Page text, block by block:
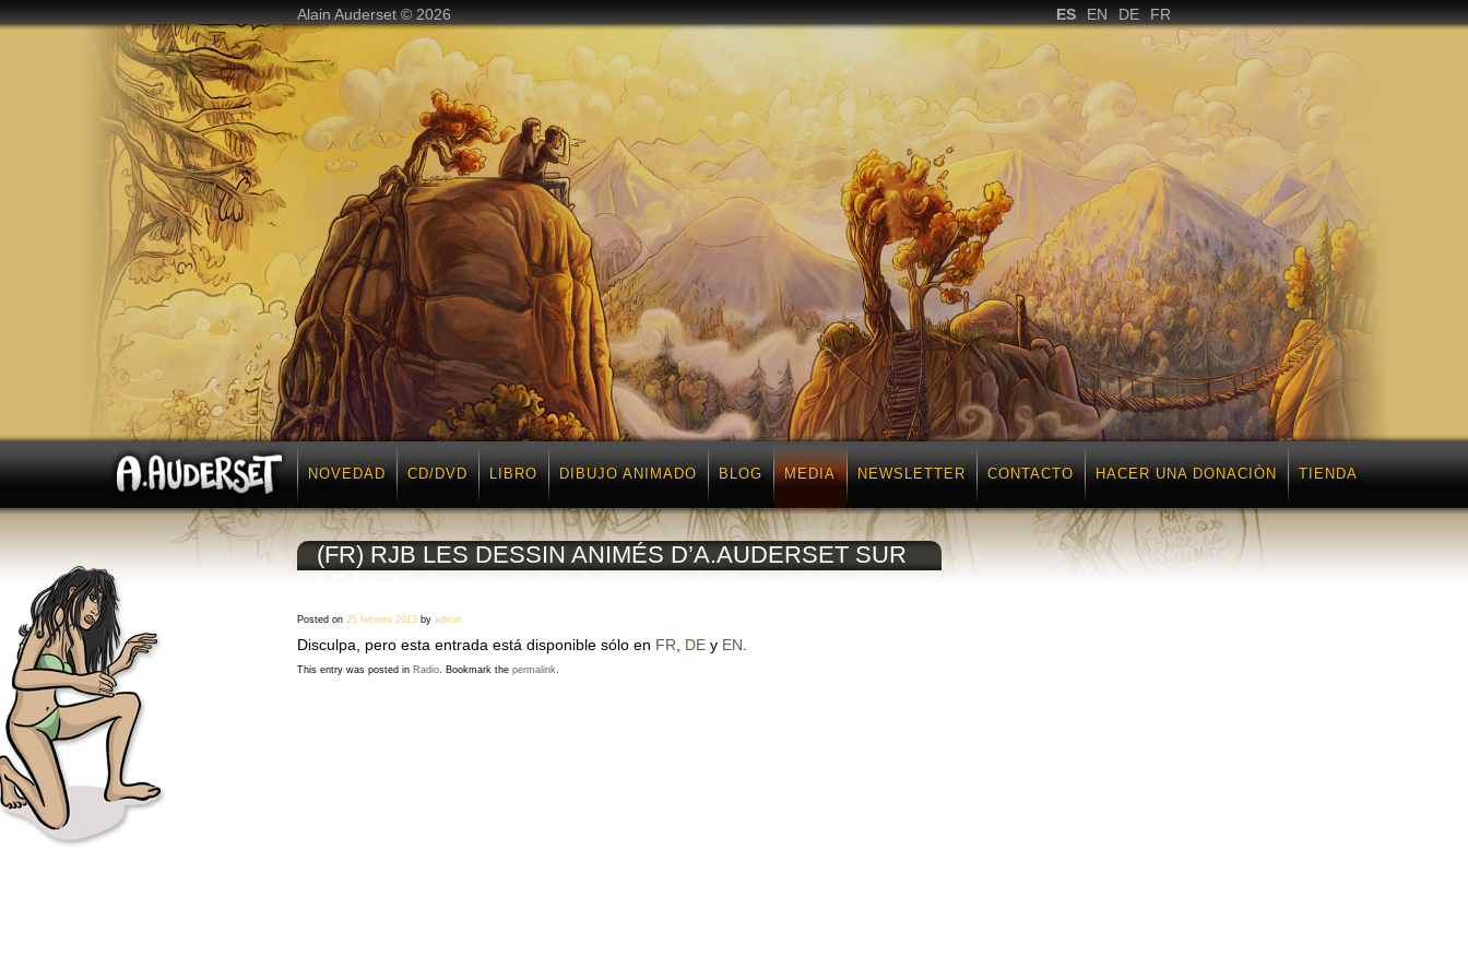
Alain Auderset © 2026 FR
DE
EN
ES
NOVEDAD CD/DVD LIBRO DIBUJO ANIMADO BLOG MEDIA NEWSLETTER CONTACTO HACER UNA DONACIÒN TIENDA
(FR) RJB LES DESSIN ANIMÉS D’A.AUDERSET SUR
Posted on 25 febrero 2013 by admin
Disculpa, pero esta entrada está disponible sólo en FR DE y EN
This entry was posted in Radio. Bookmark the permalink.